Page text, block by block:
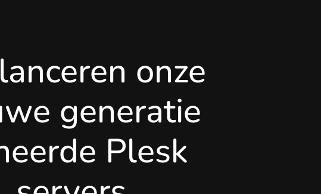
onze
generatie
Plesk